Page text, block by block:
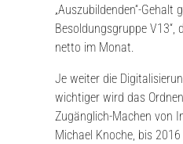
„Auszubildenden“-Gehalt
Besoldungsgruppe
netto im Monat.
Je weiter die
wichtiger wird das
Zugänglich-Machen von
Michael Knoche, bis